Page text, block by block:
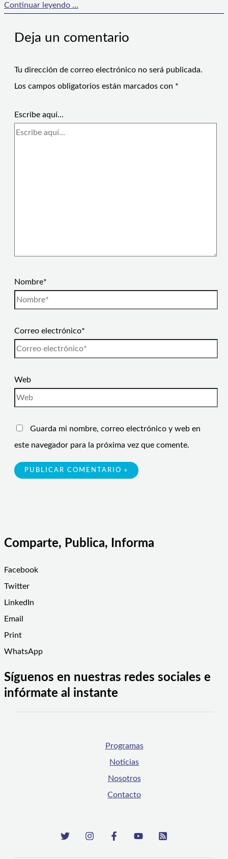
Continuar leyendo ...
Deja un comentario
Tu dirección de correo electrónico no será publicada.
Los campos obligatorios están marcados con *
Escribe aquí...
Nombre*
Correo electrónico*
Web
Guarda mi nombre, correo electrónico y web en
este navegador para la próxima vez que comente.
Comparte, Publica, Informa
Facebook
Twitter
LinkedIn
Email
Print
WhatsApp
Síguenos en nuestras redes sociales e
infórmate al instante
Programas
Noticias
Nosotros
Contacto